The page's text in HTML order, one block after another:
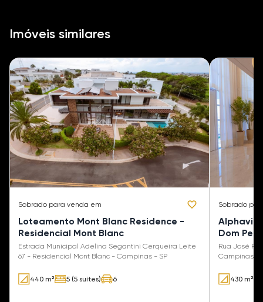
Imóveis similares
Sobrado para venda em
Loteamento Mont Blanc Residence -
Residencial Mont Blanc
Estrada Municipal Adelina Segantini Cerqueira Leite
67 - Residencial Mont Blanc - Campinas - SP
440 m² 5 (5 suítes) 6
Sobrado
Dom
Rua José
Campinas -
430 m²